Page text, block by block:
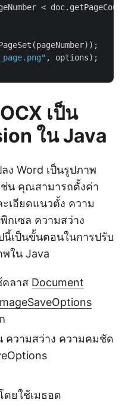
<
, options);
เป็น
ใน Java
ง Word เป็นรูปภาพ
ช่น คุณสามารถตั้งค่า
เอียดแนวตั้ง ความ
กเซล ความสว่าง
เป็นขั้นตอนในการปรับ
พใน Java
คลาส Document
ความสว่าง ความคมชัด
ดยใช้เมธอด